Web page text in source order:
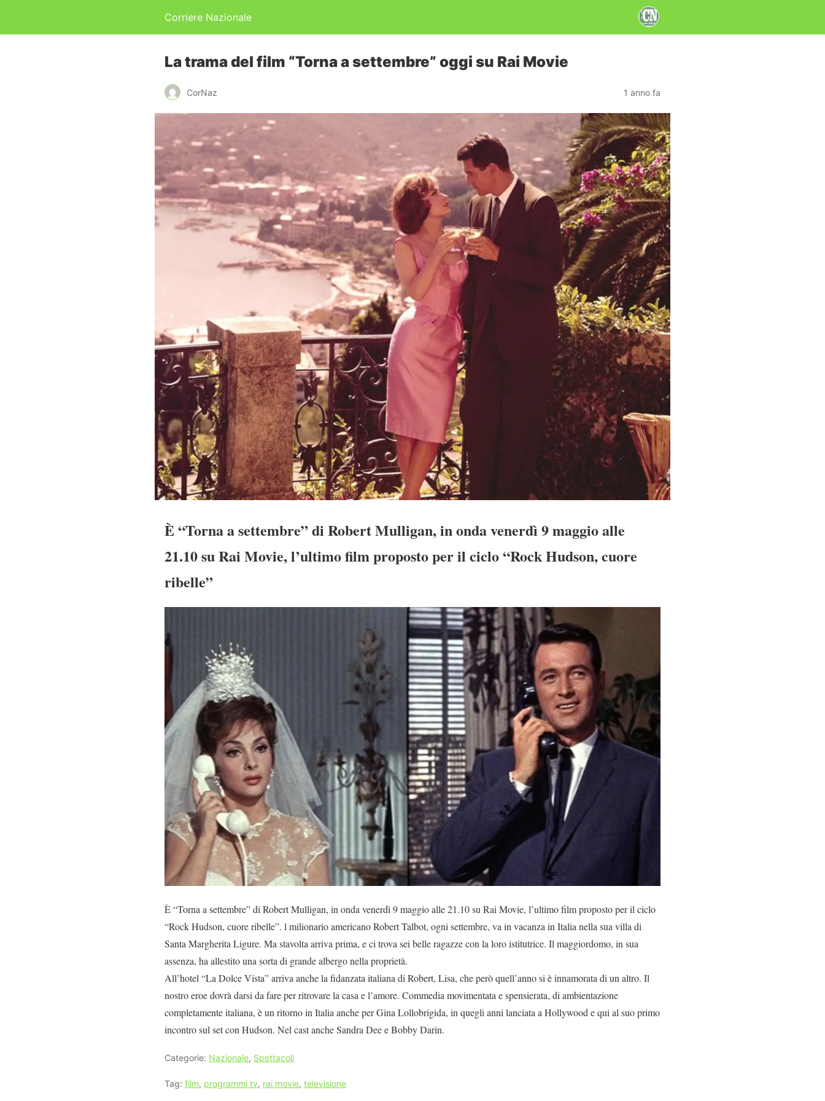
Corriere Nazionale
La trama del film “Torna a settembre” oggi su Rai Movie
CorNaz 1 anno fa
È “Torna a settembre” di Robert Mulligan, in onda venerdì 9 maggio alle
21.10 su Rai Movie, l’ultimo film proposto per il ciclo “Rock Hudson, cuore
ribelle”
È “Torna a settembre” di Robert Mulligan, in onda venerdì 9 maggio alle 21.10 su Rai Movie, l’ultimo film proposto per il ciclo
“Rock Hudson, cuore ribelle”. l milionario americano Robert Talbot, ogni settembre, va in vacanza in Italia nella sua villa di
Santa Margherita Ligure. Ma stavolta arriva prima, e ci trova sei belle ragazze con la loro istitutrice. Il maggiordomo, in sua
assenza, ha allestito una sorta di grande albergo nella proprietà.
All’hotel “La Dolce Vista” arriva anche la fidanzata italiana di Robert, Lisa, che però quell’anno si è innamorata di un altro. Il
nostro eroe dovrà darsi da fare per ritrovare la casa e l’amore. Commedia movimentata e spensierata, di ambientazione
completamente italiana, è un ritorno in Italia anche per Gina Lollobrigida, in quegli anni lanciata a Hollywood e qui al suo primo
incontro sul set con Hudson. Nel cast anche Sandra Dee e Bobby Darin.
Categorie: Nazionale, Spettacoli
Tag: film, programmi tv, rai movie, televisione